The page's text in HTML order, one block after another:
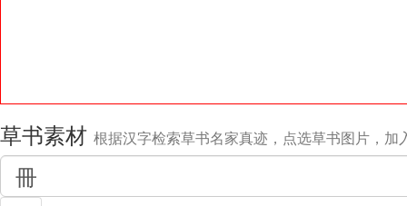
草书素材 根据汉字检索草书名家真迹，点选草书图片，加